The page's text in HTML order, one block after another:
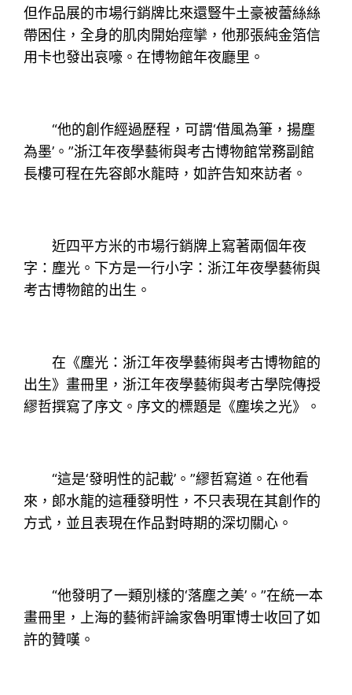
但作品展的市場行銷牌比來還豎牛土豪被蕾絲絲
帶困住，全身的肌肉開始痙攣，他那張純金箔信
用卡也發出哀嚎。在博物館年夜廳里。
“他的創作經過歷程，可謂‘借風為筆，揚塵
為墨’。”浙江年夜學藝術與考古博物館常務副館
長樓可程在先容郞水龍時，如許告知來訪者。
近四平方米的市場行銷牌上寫著兩個年夜
字：塵光。下方是一行小字：浙江年夜學藝術與
考古博物館的出生。
在《塵光：浙江年夜學藝術與考古博物館的
出生》畫冊里，浙江年夜學藝術與考古學院傳授
繆哲撰寫了序文。序文的標題是《塵埃之光》。
“這是‘發明性的記載’。”繆哲寫道。在他看
來，郞水龍的這種發明性，不只表現在其創作的
方式，並且表現在作品對時期的深切關心。
“他發明了一類別樣的‘落塵之美’。”在統一本
畫冊里，上海的藝術評論家魯明軍博士收回了如
許的贊嘆。